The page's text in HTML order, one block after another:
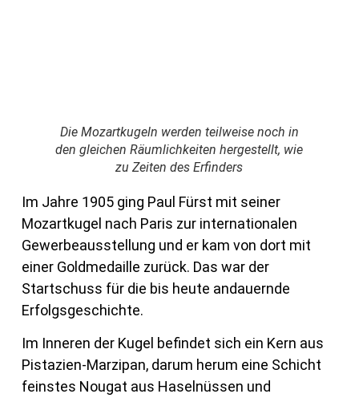
Die Mozartkugeln werden teilweise noch in
den gleichen Räumlichkeiten hergestellt, wie
zu Zeiten des Erfinders
Im Jahre 1905 ging Paul Fürst mit seiner
Mozartkugel nach Paris zur internationalen
Gewerbeausstellung und er kam von dort mit
einer Goldmedaille zurück. Das war der
Startschuss für die bis heute andauernde
Erfolgsgeschichte.
Im Inneren der Kugel befindet sich ein Kern aus
Pistazien-Marzipan, darum herum eine Schicht
feinstes Nougat aus Haselnüssen und